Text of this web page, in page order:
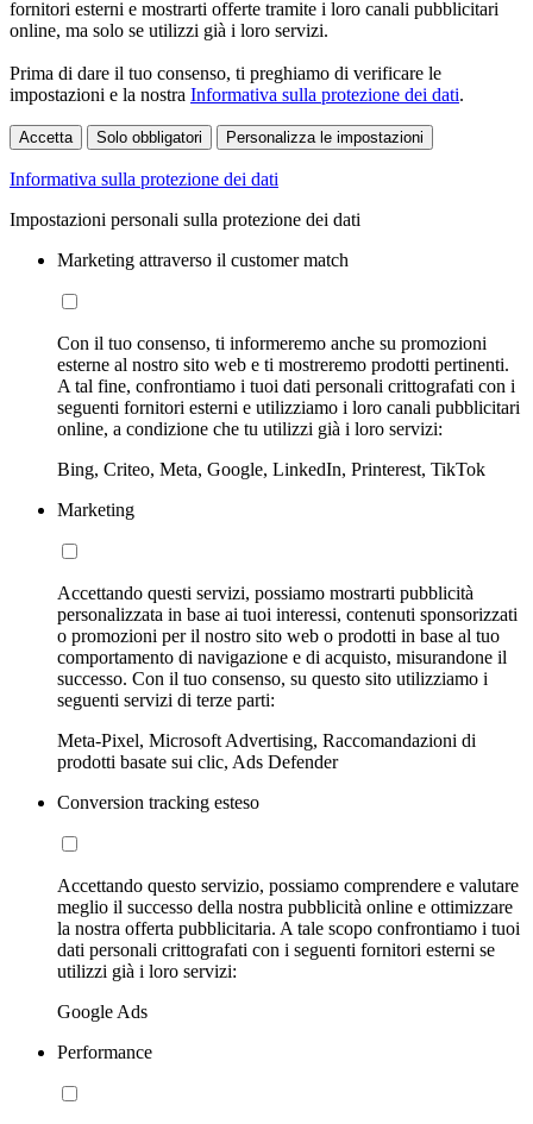
fornitori esterni e mostrarti offerte tramite i loro canali pubblicitari
online, ma solo se utilizzi già i loro servizi.
Prima di dare il tuo consenso, ti preghiamo di verificare le
impostazioni e la nostra Informativa sulla protezione dei dati.
Accetta Solo obbligatori Personalizza le impostazioni
Informativa sulla protezione dei dati
Impostazioni personali sulla protezione dei dati
Marketing attraverso il customer match
Con il tuo consenso, ti informeremo anche su promozioni
esterne al nostro sito web e ti mostreremo prodotti pertinenti.
A tal fine, confrontiamo i tuoi dati personali crittografati con i
seguenti fornitori esterni e utilizziamo i loro canali pubblicitari
online, a condizione che tu utilizzi già i loro servizi:
Bing, Criteo, Meta, Google, LinkedIn, Printerest, TikTok
Marketing
Accettando questi servizi, possiamo mostrarti pubblicità
personalizzata in base ai tuoi interessi, contenuti sponsorizzati
o promozioni per il nostro sito web o prodotti in base al tuo
comportamento di navigazione e di acquisto, misurandone il
successo. Con il tuo consenso, su questo sito utilizziamo i
seguenti servizi di terze parti:
Meta-Pixel, Microsoft Advertising, Raccomandazioni di
prodotti basate sui clic, Ads Defender
Conversion tracking esteso
Accettando questo servizio, possiamo comprendere e valutare
meglio il successo della nostra pubblicità online e ottimizzare
la nostra offerta pubblicitaria. A tale scopo confrontiamo i tuoi
dati personali crittografati con i seguenti fornitori esterni se
utilizzi già i loro servizi:
Google Ads
Performance